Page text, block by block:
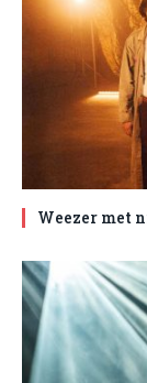
Weezer met